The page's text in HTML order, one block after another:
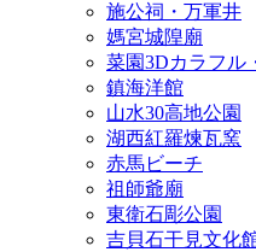
施公祠・万軍井
媽宮城隍廟
菜園3Dカラフル
鎮海洋館
山水30高地公園
湖西紅羅煉瓦窯
赤馬ビーチ
祖師爺廟
東衛石彫公園
吉貝石干見文化